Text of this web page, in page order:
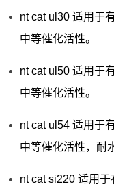
nt cat ul30 适用于
中等催化活性。
nt cat ul50 适用于
中等催化活性。
nt cat ul54 适用于
中等催化活性，耐
nt cat si220 适用于